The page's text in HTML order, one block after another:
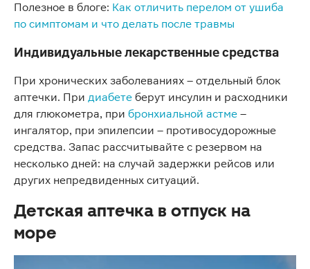
Полезное в блоге: Как отличить перелом от ушиба
по симптомам и что делать после травмы
Индивидуальные лекарственные средства
При хронических заболеваниях – отдельный блок
аптечки. При диабете берут инсулин и расходники
для глюкометра, при бронхиальной астме –
ингалятор, при эпилепсии – противосудорожные
средства. Запас рассчитывайте с резервом на
несколько дней: на случай задержки рейсов или
других непредвиденных ситуаций.
Детская аптечка в отпуск на
море